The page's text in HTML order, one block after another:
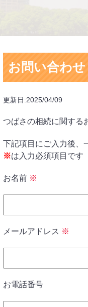
お問い合わせ
更新日:2025/04/09
つばさの相続に関する
下記項目にご入力後、
※は入力必須項目です
お名前 ※
メールアドレス ※
お電話番号